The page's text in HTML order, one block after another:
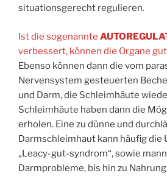
situationsgerecht regulieren.
Ist die sogenannte
verbessert, können die Organe
Ebenso können dann die vom
Nervensystem gesteuerten
und Darm, die Schleimhäute
Schleimhäute haben dann die
erholen. Eine zu dünne und
Darmschleimhaut kann häufig die
„Leacy-gut-syndrom“, sowie
Darmprobleme, bis hin zu